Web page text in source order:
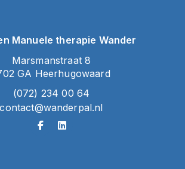
Manuele therapie Wander
Marsmanstraat 8
GA Heerhugowaard
(072) 234 00 64
contact@wanderpal.nl